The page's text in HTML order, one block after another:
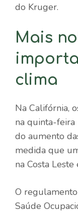
do Kruger.
Mais
clima
Na Califórnia,
na quinta-
do aumento
medida que
na Costa
O
Saúde